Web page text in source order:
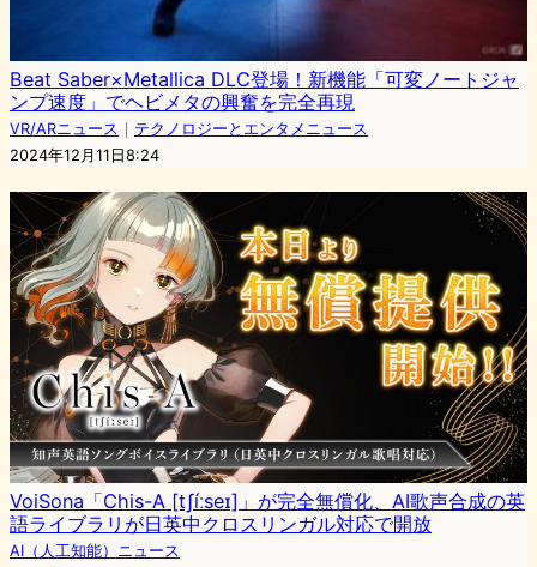
Beat Saber×Metallica DLC登場！新機能「可変ノートジャ
ンプ速度」でヘビメタの興奮を完全再現
VR/ARニュース ｜ テクノロジーとエンタメニュース
2024年12月11日8:24
VoiSona「Chis-A [tʃíːseɪ]」が完全無償化、AI歌声合成の英
語ライブラリが日英中クロスリンガル対応で開放
AI（人工知能）ニュース